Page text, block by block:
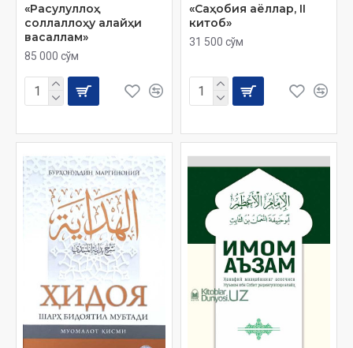
«Расулуллоҳ
соллаллоҳу алайҳи
васаллам»
85 000 сўм
«Саҳобия аёллар, ІІ
китоб»
31 500 сўм